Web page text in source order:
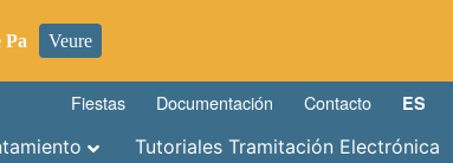
Fiestas Documentación Contacto ES
Tutoriales Tramitación Electrónica
Pa Veure